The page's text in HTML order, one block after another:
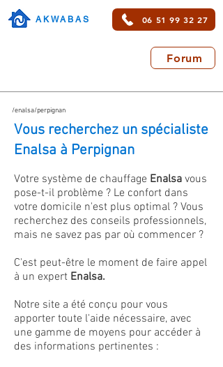
AKWABAS 06 51 99 32 27
Forum
/enalsa/perpignan
Vous recherchez un spécialiste
Enalsa à Perpignan
Votre système de chauffage Enalsa vous
pose-t-il problème ? Le confort dans
votre domicile n'est plus optimal ? Vous
recherchez des conseils professionnels,
mais ne savez pas par où commencer ?
C'est peut-être le moment de faire appel
à un expert Enalsa.
Notre site a été conçu pour vous
apporter toute l'aide nécessaire, avec
une gamme de moyens pour accéder à
des informations pertinentes :